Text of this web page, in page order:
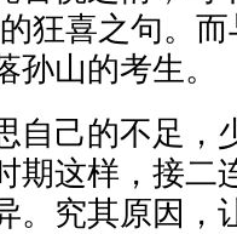
狂喜之句。
孙山的考生。
自己的不足，
期这样，接二
。究其原因，